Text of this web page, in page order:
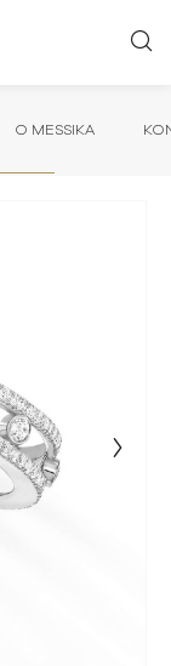
O MESSIKA